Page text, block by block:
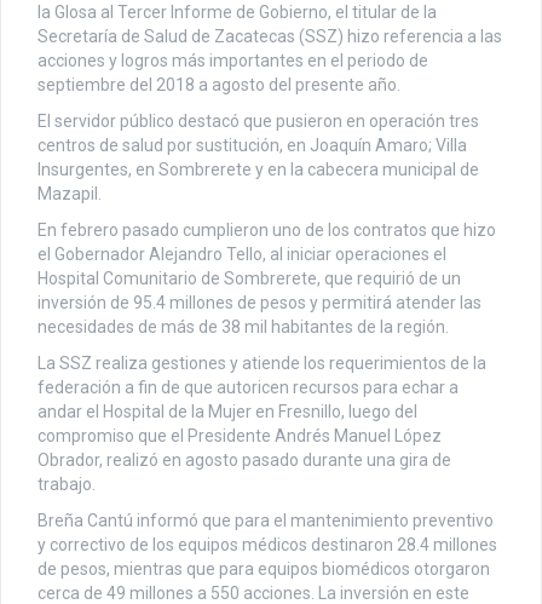
la Glosa al Tercer Informe de Gobierno, el titular de la
Secretaría de Salud de Zacatecas (SSZ) hizo referencia a las
acciones y logros más importantes en el periodo de
septiembre del 2018 a agosto del presente año.
El servidor público destacó que pusieron en operación tres
centros de salud por sustitución, en Joaquín Amaro; Villa
Insurgentes, en Sombrerete y en la cabecera municipal de
Mazapil.
En febrero pasado cumplieron uno de los contratos que hizo
el Gobernador Alejandro Tello, al iniciar operaciones el
Hospital Comunitario de Sombrerete, que requirió de un
inversión de 95.4 millones de pesos y permitirá atender las
necesidades de más de 38 mil habitantes de la región.
La SSZ realiza gestiones y atiende los requerimientos de la
federación a fin de que autoricen recursos para echar a
andar el Hospital de la Mujer en Fresnillo, luego del
compromiso que el Presidente Andrés Manuel López
Obrador, realizó en agosto pasado durante una gira de
trabajo.
Breña Cantú informó que para el mantenimiento preventivo
y correctivo de los equipos médicos destinaron 28.4 millones
de pesos, mientras que para equipos biomédicos otorgaron
cerca de 49 millones a 550 acciones. La inversión en este